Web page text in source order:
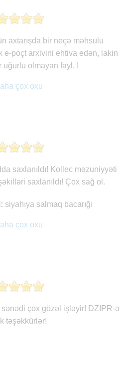
axtarışda bir neçə məhsulu
e-poçt arxivini ehtiva edən, lakin
olmayan fayl. I
çox oxu
saxlanıldı! Kollec məzuniyyəti
saxlanıldı! Çox sağ ol.
siyahıya salmaq bacarığı
çox oxu
çox gözəl işləyir! DZIPR-ə
təşəkkürlər!